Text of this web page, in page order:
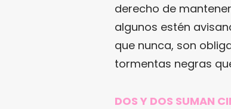
derecho de
algunos estén
que nunca, son
tormentas negras
DOS Y DOS SUMAN